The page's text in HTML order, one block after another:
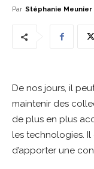
Par Stéphanie Meunier
De nos jours, il
maintenir des
de plus en plus
les technologies.
d’apporter une